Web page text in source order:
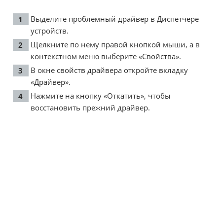
Выделите проблемный драйвер в Диспетчере
устройств.
Щелкните по нему правой кнопкой мыши, а в
контекстном меню выберите «Свойства».
В окне свойств драйвера откройте вкладку
«Драйвер».
Нажмите на кнопку «Откатить», чтобы
восстановить прежний драйвер.